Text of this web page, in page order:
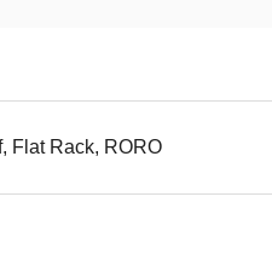
Flat Rack, RORO